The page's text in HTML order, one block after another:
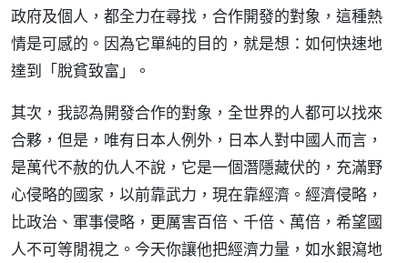
政府及個人，都全力在尋找，合作開發的對象，這種熱
情是可感的。因為它單純的目的，就是想：如何快速地
達到「脫貧致富」。
其次，我認為開發合作的對象，全世界的人都可以找來
合夥，但是，唯有日本人例外，日本人對中國人而言，
是萬代不赦的仇人不說，它是一個潛隱藏伏的，充滿野
心侵略的國家，以前靠武力，現在靠經濟。經濟侵略，
比政治、軍事侵略，更厲害百倍、千倍、萬倍，希望國
人不可等閒視之。今天你讓他把經濟力量，如水銀瀉地